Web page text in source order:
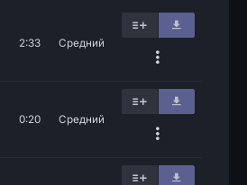
2:33 Средний
0:20 Средний